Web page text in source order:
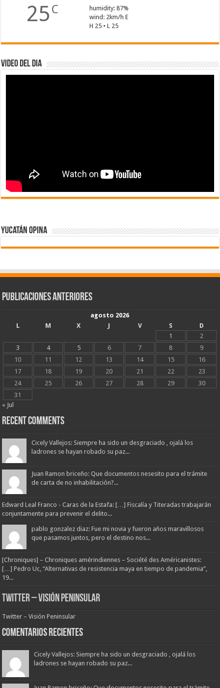
25 C
humidity: 87%
wind: 2km/h E
H 25 • L 25
Video del dia
Yucatán Opina
Publicaciones Anteriores
agosto 2026
L
M X J V S
D
1
2
3
4 5 6 7 8
9
10
11 12 13 14 15
16
17
18 19 20 21 22
23
24
25 26 27 28 29
30
31
« Jul
Recent Comments
Cicely Vallejos: Siempre ha sido un desgraciado , ojalá los
ladrones se hayan robado su paz...
Juan Ramon briceño: Que documentos nesesito para el trámite
de carta de no inhabilitación?...
Edward Leal Franco - Caras de la Estafa: […] Fiscalía y Titeradas trabajarán
conjuntamente para prevenir el delito...
pablo gonzalez diaz: Fue mi novia y fueron años maravillosos
que pasamos juntos, pero el destino nos...
[Chroniques] – Chroniques amérindiennes – Société des Américanistes:
[…] Pedro Uc, “Alternativas de resistencia maya en tiempo de pandemia”,
19...
Twitter – Visión Peninsular
Twitter – Visión Peninsular
Comentarios Recientes
Cicely Vallejos: Siempre ha sido un desgraciado , ojalá los
ladrones se hayan robado su paz...